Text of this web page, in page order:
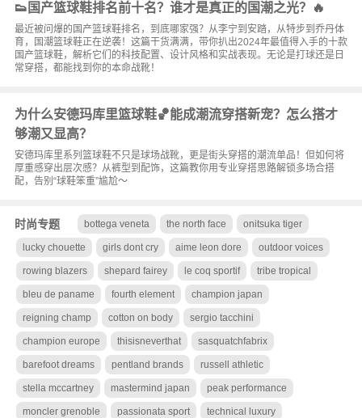
👟国产篮球鞋排名前十名？谁才是真正的国潮之光？🔥
最近被问爆的国产篮球鞋排名，到底哪家强？从李宁到安踏，从特步到乔丹体
育，国潮篮球鞋正在逆袭！这篇干货满满，带你扒出2024年最值得入手的十款
国产篮球鞋，解析它们的科技配置、设计风格和实战表现。无论是打球还是日
常穿搭，都能找到你的本命战靴！
为什么安德玛库里篮球鞋🏀能成潮流穿搭新宠？怎么搭才
够潮又显高？
安德玛库里系列篮球鞋不只是球场战靴，更是街头穿搭的潮流单品！但如何将
厚重感穿出层次感？从裤型到配饰，这篇教你用专业穿搭思路解锁多场合搭
配，告别“球鞋笨重”尴尬～
时尚专题 bottega veneta the north face onitsuka tiger
lucky chouette girls dont cry aime leon dore outdoor voices
rowing blazers shepard fairey le coq sportif tribe tropical
bleu de paname fourth element champion japan
reigning champ cotton on body sergio tacchini
champion europe thisisneverthat sasquatchfabrix
barefoot dreams pentland brands russell athletic
stella mccartney mastermind japan peak performance
moncler grenoble passionata sport technical luxury